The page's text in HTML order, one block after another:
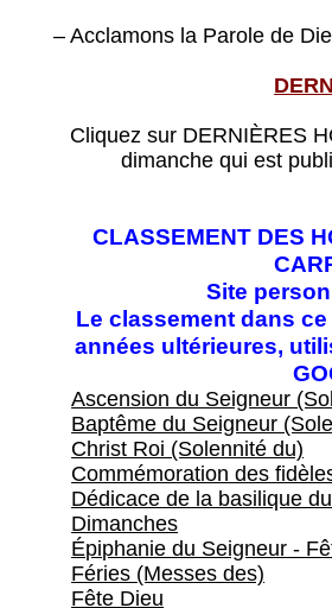
– Acclamons la Parole de
Cliquez sur DERNIÈRES
dimanche qui est
CLASSEMENT DES
Site
Le classement dans
années ultérieures,
Ascension du Seigneur
Baptême du Seigneur
Christ Roi (Solennité du)
Commémoration des
Dédicace de la basilique
Dimanches
Épiphanie du Seigneur -
Féries (Messes des)
Fête Dieu